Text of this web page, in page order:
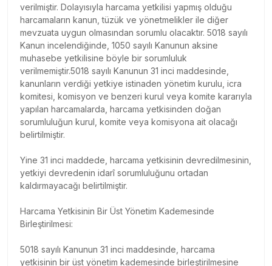
verilmiştir. Dolayısıyla harcama yetkilisi yapmış olduğu
harcamaların kanun, tüzük ve yönetmelikler ile diğer
mevzuata uygun olmasından sorumlu olacaktır. 5018 sayılı
Kanun incelendiğinde, 1050 sayılı Kanunun aksine
muhasebe yetkilisine böyle bir sorumluluk
verilmemiştir.5018 sayılı Kanunun 31 inci maddesinde,
kanunların verdiği yetkiye istinaden yönetim kurulu, icra
komitesi, komisyon ve benzeri kurul veya komite kararıyla
yapılan harcamalarda, harcama yetkisinden doğan
sorumluluğun kurul, komite veya komisyona ait olacağı
belirtilmiştir.
Yine 31 inci maddede, harcama yetkisinin devredilmesinin,
yetkiyi devredenin idarî sorumluluğunu ortadan
kaldırmayacağı belirtilmiştir.
Harcama Yetkisinin Bir Üst Yönetim Kademesinde
Birleştirilmesi:
5018 sayılı Kanunun 31 inci maddesinde, harcama
yetkisinin bir üst yönetim kademesinde birleştirilmesine